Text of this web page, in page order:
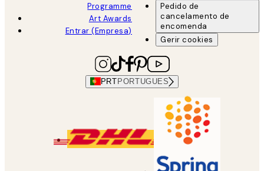
Programme
Art Awards
Entrar (Empresa)
Pedido de
cancelamento de
encomenda
Gerir cookies
PRT PORTUGUES